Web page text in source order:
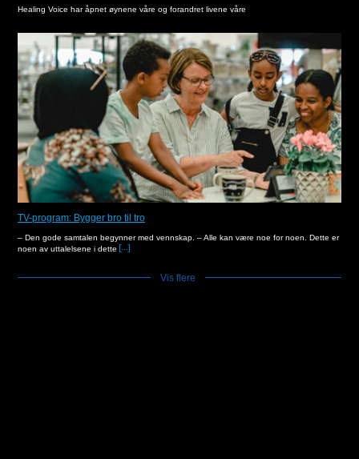
Healing Voice har åpnet øynene våre og forandret livene våre
TV-program: Bygger bro til tro
– Den gode samtalen begynner med vennskap. – Alle kan være noe for noen. Dette er
noen av uttalelsene i dette
Vis flere ]